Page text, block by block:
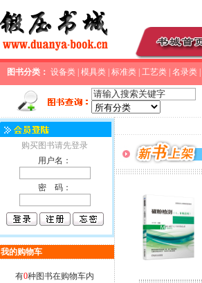
图书分类： 设备类 模具类 标准类 工艺类 名录类
购买图书请先登录
用户名：
密 码：
我的购物车
有0种图书在购物车内